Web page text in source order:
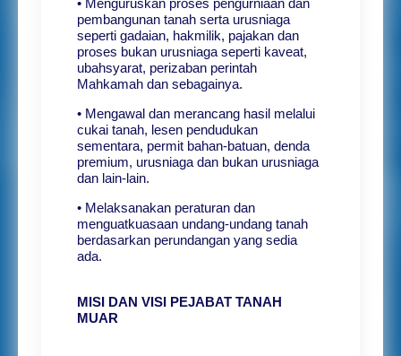
• Menguruskan proses pengurniaan dan
pembangunan tanah serta urusniaga
seperti gadaian, hakmilik, pajakan dan
proses bukan urusniaga seperti kaveat,
ubahsyarat, perizaban perintah
Mahkamah dan sebagainya.
• Mengawal dan merancang hasil melalui
cukai tanah, lesen pendudukan
sementara, permit bahan-batuan, denda
premium, urusniaga dan bukan urusniaga
dan lain-lain.
• Melaksanakan peraturan dan
menguatkuasaan undang-undang tanah
berdasarkan perundangan yang sedia
ada.
MISI DAN VISI PEJABAT TANAH
MUAR